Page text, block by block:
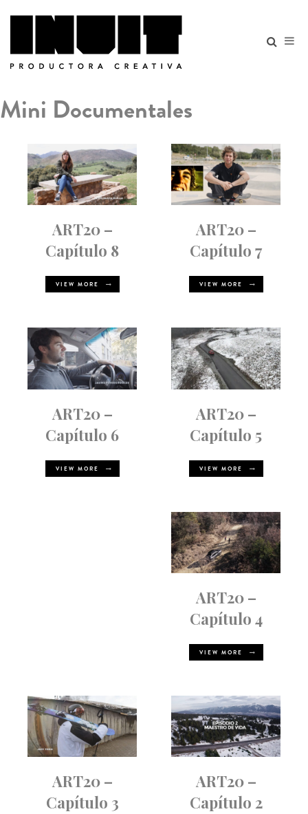
Mini Documentales
ART20 –
Capítulo 8
VIEW MORE
ART20 –
Capítulo 7
VIEW MORE
ART20 –
Capítulo 6
VIEW MORE
ART20 –
Capítulo 5
VIEW MORE
ART20 –
Capítulo 4
VIEW MORE
ART20 –
Capítulo 3
ART20 –
Capítulo 2